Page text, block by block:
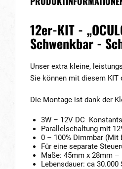
12er-KIT -
Schwenkbar -
Unser extra kleine,
Sie können mit diesem KIT
Die Montage ist dank der
3W – 12V DC
Parallelschaltung mit
0 – 100% Dimmbar (Mit
Für eine separate
Maße: 45mm x 28mm
Lebensdauer: ca